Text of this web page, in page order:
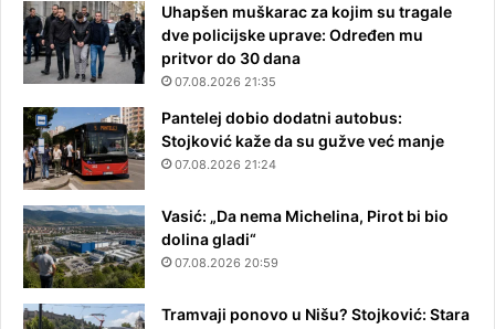
Uhapšen muškarac za kojim su tragale
dve policijske uprave: Određen mu
pritvor do 30 dana
07.08.2026 21:35
Pantelej dobio dodatni autobus:
Stojković kaže da su gužve već manje
07.08.2026 21:24
Vasić: „Da nema Michelina, Pirot bi bio
dolina gladi“
07.08.2026 20:59
Tramvaji ponovo u Nišu? Stojković: Stara